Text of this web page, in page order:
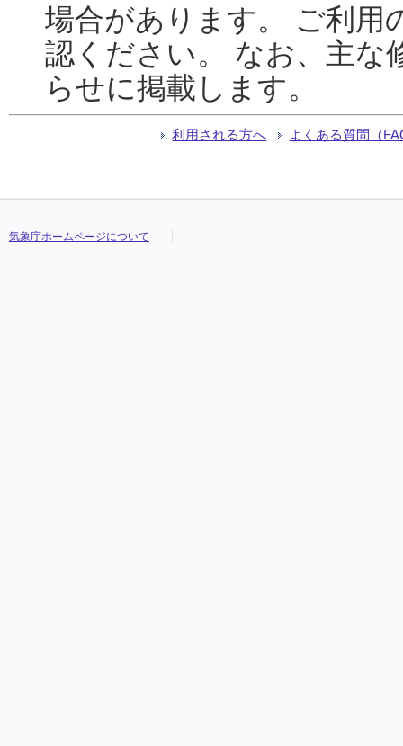
場合があります。 ご利用
認ください。 なお、主な
らせに掲載します。
利用される方へ よくある質問（
気象庁ホームページについて